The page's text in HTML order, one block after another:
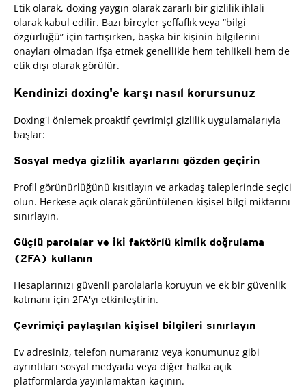
Etik olarak, doxing yaygın olarak zararlı bir gizlilik ihlali
olarak kabul edilir. Bazı bireyler şeffaflık veya “bilgi
özgürlüğü” için tartışırken, başka bir kişinin bilgilerini
onayları olmadan ifşa etmek genellikle hem tehlikeli hem de
etik dışı olarak görülür.
Kendinizi doxing'e karşı nasıl korursunuz
Doxing'i önlemek proaktif çevrimiçi gizlilik uygulamalarıyla
başlar:
Sosyal medya gizlilik ayarlarını gözden geçirin
Profil görünürlüğünü kısıtlayın ve arkadaş taleplerinde seçici
olun. Herkese açık olarak görüntülenen kişisel bilgi miktarını
sınırlayın.
Güçlü parolalar ve iki faktörlü kimlik doğrulama
(2FA) kullanın
Hesaplarınızı güvenli parolalarla koruyun ve ek bir güvenlik
katmanı için 2FA'yı etkinleştirin.
Çevrimiçi paylaşılan kişisel bilgileri sınırlayın
Ev adresiniz, telefon numaranız veya konumunuz gibi
ayrıntıları sosyal medyada veya diğer halka açık
platformlarda yayınlamaktan kaçının.